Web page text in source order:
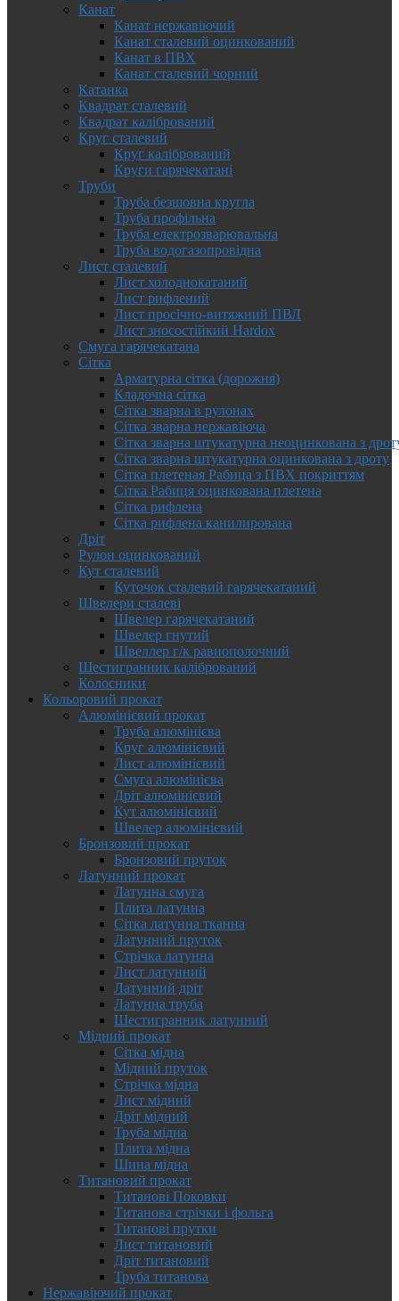
Канат
Канат нержавіючий
Канат сталевий оцинкований
Канат в ПВХ
Канат сталевий чорний
Катанка
Квадрат сталевий
Квадрат калібрований
Круг сталевий
Круг калібрований
Круги гарячекатані
Труби
Труба безшовна кругла
Труба профільна
Труба електрозварювальна
Труба водогазопровідна
Лист сталевий
Лист холоднокатаний
Лист рифлений
Лист просічно-витяжний ПВЛ
Лист зносостійкий Hardox
Смуга гарячекатана
Сітка
Арматурна сітка (дорожня)
Кладочна сітка
Сітка зварна в рулонах
Сітка зварна нержавіюча
Сітка зварна штукатурна неоцинкована з
Сітка зварна штукатурна оцинкована з дроту
Сітка плетеная Рабица з ПВХ покриттям
Сітка Рабиця оцинкована плетена
Сітка рифлена
Сітка рифлена канилирована
Дріт
Рулон оцинкований
Кут сталевий
Куточок сталевий гарячекатаний
Швелери сталеві
Швелер гарячекатаний
Швелер гнутий
Швеллер г/к равнополочний
Шестигранник калібрований
Колосники
Кольоровий прокат
Алюмінієвий прокат
Труба алюмінієва
Круг алюмінієвий
Лист алюмінієвий
Смуга алюмінієва
Дріт алюмінієвий
Кут алюмінієвий
Швелер алюмінієвий
Бронзовий прокат
Бронзовий пруток
Латунний прокат
Латунна смуга
Плита латунна
Сітка латунна тканна
Латунний пруток
Стрічка латунна
Лист латунний
Латунний дріт
Латунна труба
Шестигранник латунний
Мідний прокат
Сітка мідна
Мідний пруток
Стрічка мідна
Лист мідний
Дріт мідний
Труба мідна
Плита мідна
Шина мідна
Титановий прокат
Титанові Поковки
Титанова стрічки і фольга
Титанові прутки
Лист титановий
Дріт титановий
Труба титанова
Нержавіючий прокат